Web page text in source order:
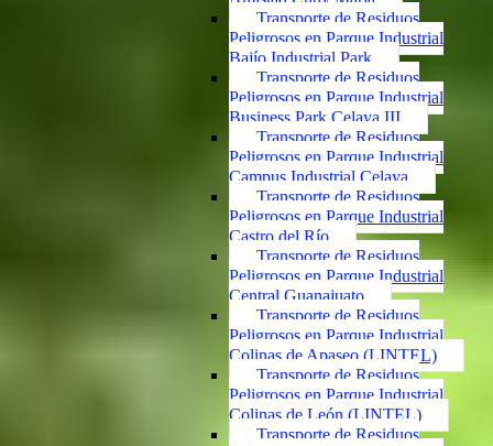
Transporte de Residuos
Peligrosos en Parque Industrial
Bajío Industrial Park
Transporte de Residuos
Peligrosos en Parque Industrial
Business Park Celaya III
Transporte de Residuos
Peligrosos en Parque Industrial
Campus Industrial Celaya
Transporte de Residuos
Peligrosos en Parque Industrial
Castro del Río
Transporte de Residuos
Peligrosos en Parque Industrial
Central Guanajuato
Transporte de Residuos
Peligrosos en Parque Industrial
Colinas de Apaseo (LINTEL)
Transporte de Residuos
Peligrosos en Parque Industrial
Colinas de León (LINTEL)
Transporte de Residuos